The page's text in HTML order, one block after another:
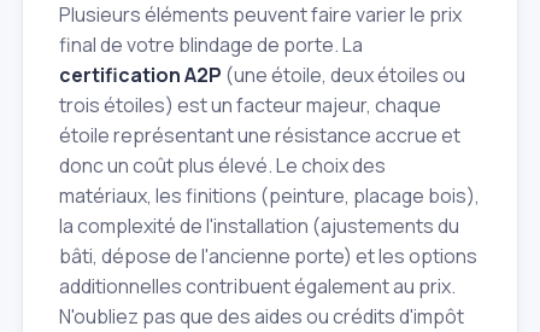
Plusieurs éléments peuvent faire varier le prix
final de votre blindage de porte. La
certification A2P (une étoile, deux étoiles ou
trois étoiles) est un facteur majeur, chaque
étoile représentant une résistance accrue et
donc un coût plus élevé. Le choix des
matériaux, les finitions (peinture, placage bois),
la complexité de l'installation (ajustements du
bâti, dépose de l'ancienne porte) et les options
additionnelles contribuent également au prix.
N'oubliez pas que des aides ou crédits d'impôt